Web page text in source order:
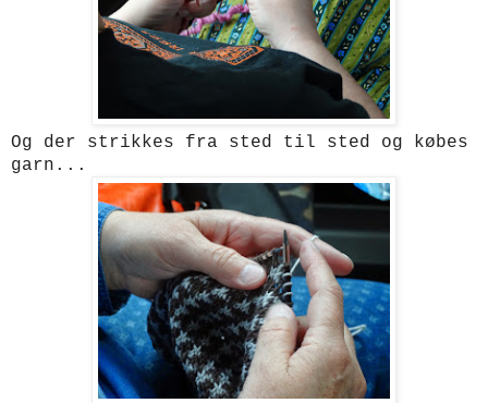
Og der strikkes fra sted til sted og købes
garn...